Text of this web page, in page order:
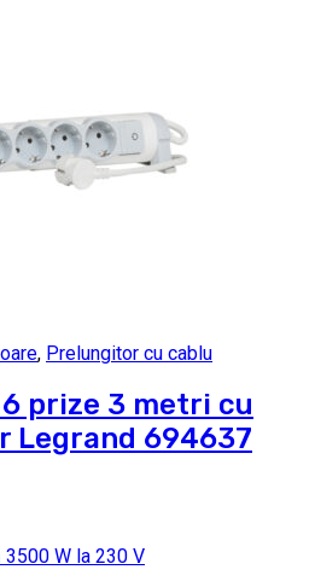
, Prelungitor cu cablu
prize 3 metri cu
Legrand 694637
W la 230 V